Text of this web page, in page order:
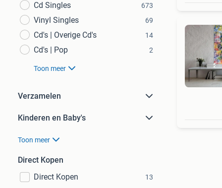
Cd Singles
673
Vinyl Singles 69
Cd's | Overige Cd's 14
Cd's | Pop 2
Toon meer
Verzamelen
Kinderen en Baby's
Toon meer
Direct Kopen
Direct Kopen
13